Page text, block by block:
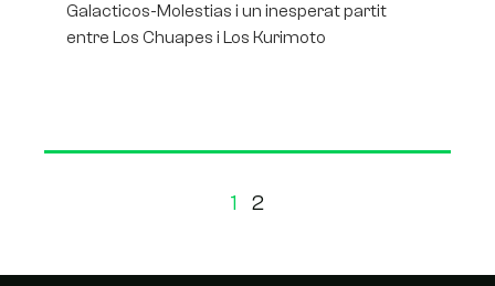
Galacticos-Molestias i un inesperat partit
entre Los Chuapes i Los Kurimoto
1 2